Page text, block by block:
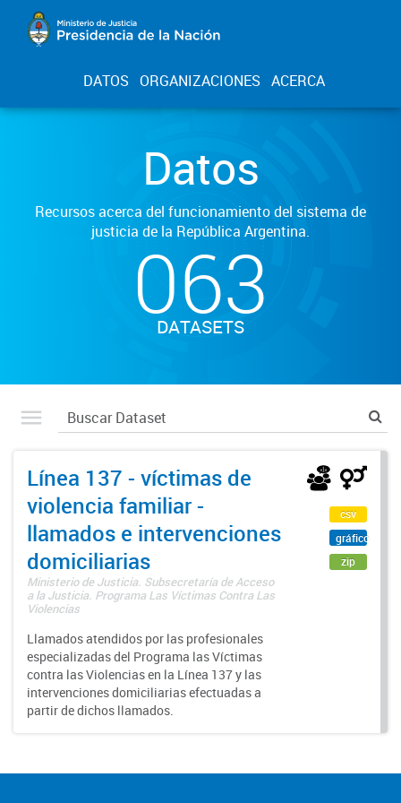
DATOS ORGANIZACIONES ACERCA
Datos
Recursos acerca del funcionamiento del sistema de
justicia de la República Argentina.
063
DATASETS
Línea 137 - víctimas de
violencia familiar -
llamados e intervenciones
domiciliarias
Ministerio de Justicia. Subsecretaría de Acceso
a la Justicia. Programa Las Víctimas Contra Las
Violencias
Llamados atendidos por las profesionales
especializadas del Programa las Víctimas
contra las Violencias en la Línea 137 y las
intervenciones domiciliarias efectuadas a
partir de dichos llamados.
csv
gráfico
zip